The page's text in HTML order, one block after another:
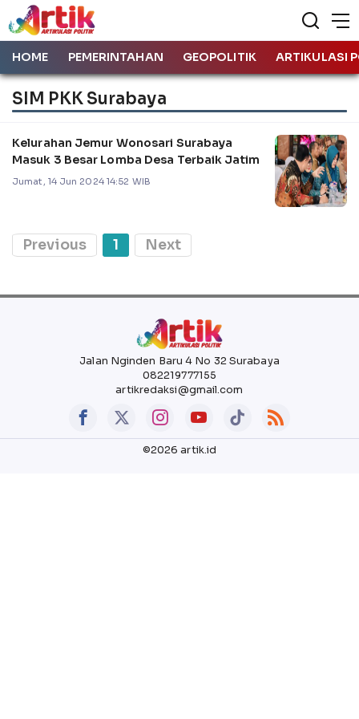
HOME PEMERINTAHAN GEOPOLITIK ARTIKULASI
SIM PKK Surabaya
Kelurahan Jemur Wonosari Surabaya
Masuk 3 Besar Lomba Desa Terbaik Jatim
Jumat, 14 Jun 2024 14:52 WIB
Previous 1 Next
Jalan Nginden Baru 4 No 32 Surabaya
082219777155
artikredaksi@gmail.com
©2026 artik.id